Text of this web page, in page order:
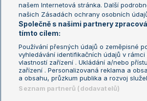
Livesport Daily
LS Prague Open
Podmínky užití
Nastavení
GDPR a žurnalistika
Reklama
Kontakt
Informace o
údajů
našem Internetová stránka. Další
našich Zásadách ochrany osobních
Společně s našimi partnery
tímto cílem:
Používání přesných údajů o zeměpisné
vyhledávání identifikačních údajů v
vlastností zařízení . Ukládání a/nebo
zařízení . Personalizovaná reklama a
a obsahu, průzkum publika a rozvoj
Seznam partnerů (dodavatelů)